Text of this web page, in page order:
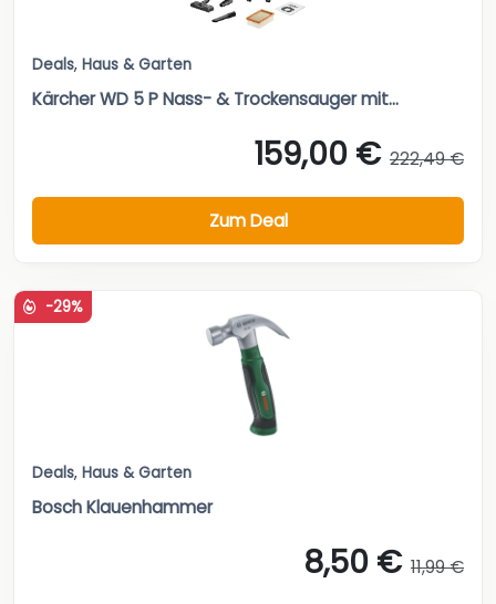
Deals, Haus & Garten
Kärcher WD 5 P Nass- & Trockensauger mit...
159,00 € 222,49 €
Zum Deal
-29%
Deals, Haus & Garten
Bosch Klauenhammer
8,50 € 11,99 €